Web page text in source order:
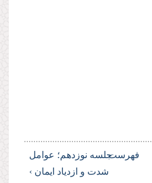
فهرستجلسه نوزدهم؛ عوامل
شدت و ازدیاد ایمان ›